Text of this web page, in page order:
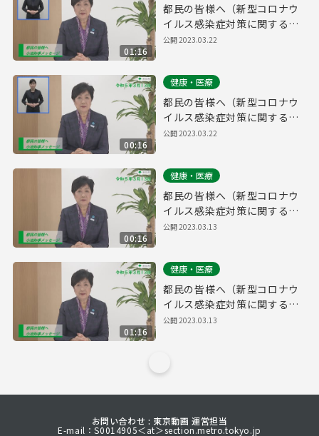
01:16
都民の皆様へ（新型コロナウ
イルス感染症対策に関する知
事メッセージ 手話付き 令和5
公開2023.03.22
00:16
健康・医療
都民の皆様へ（新型コロナウ
イルス感染症対策に関する知
事メッセージ 15秒手話付き
公開2023.03.22
00:16
健康・医療
都民の皆様へ（新型コロナウ
イルス感染症対策に関する知
事メッセージ 15秒版 令和5年
公開2023.03.13
01:16
健康・医療
都民の皆様へ（新型コロナウ
イルス感染症対策に関する知
事メッセージ 令和5年3月13
公開2023.03.13
お問い合わせ : 東京動画 運営担当
E-mail：S0014905＜at＞section.metro.tokyo.jp